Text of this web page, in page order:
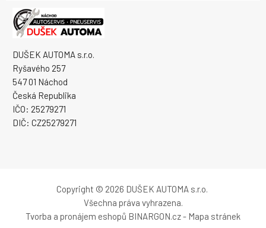
DUŠEK AUTOMA s.r.o.
Ryšavého 257
547 01 Náchod
Česká Republika
IČO: 25279271
DIČ: CZ25279271
Copyright © 2026 DUŠEK AUTOMA s.r.o.
Všechna práva vyhrazena.
Tvorba a pronájem eshopů BINARGON.cz- Mapa stránek